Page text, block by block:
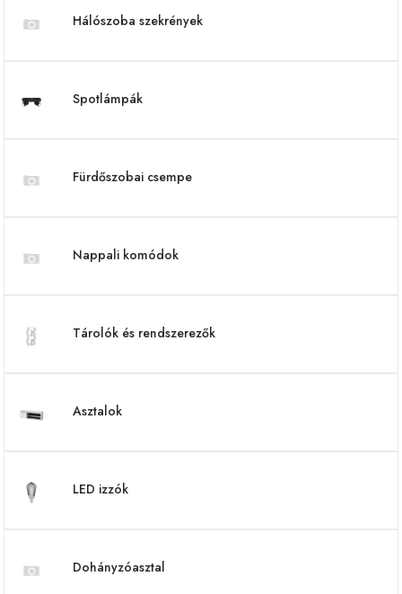
Hálószoba szekrények
Spotlámpák
Fürdőszobai csempe
Nappali komódok
Tárolók és rendszerezők
Asztalok
LED izzók
Dohányzóasztal